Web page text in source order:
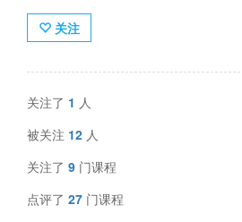
关注
关注了 1 人
被关注 12 人
关注了 9 门课程
点评了 27 门课程